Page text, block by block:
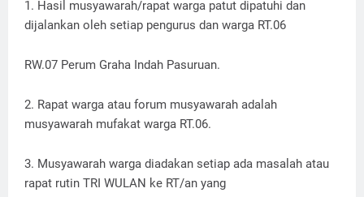
1. Hasil musyawarah/rapat warga patut dipatuhi dan
dijalankan oleh setiap pengurus dan warga RT.06
RW.07 Perum Graha Indah Pasuruan.
2. Rapat warga atau forum musyawarah adalah
musyawarah mufakat warga RT.06.
3. Musyawarah warga diadakan setiap ada masalah atau
rapat rutin TRI WULAN ke RT/an yang